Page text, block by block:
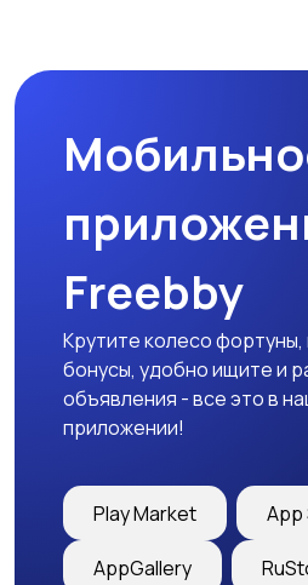
Freebby
Крутите колесо
бонусы, удобно ищите и
объявления - все это в
приложении!
Play Market App
AppGallery